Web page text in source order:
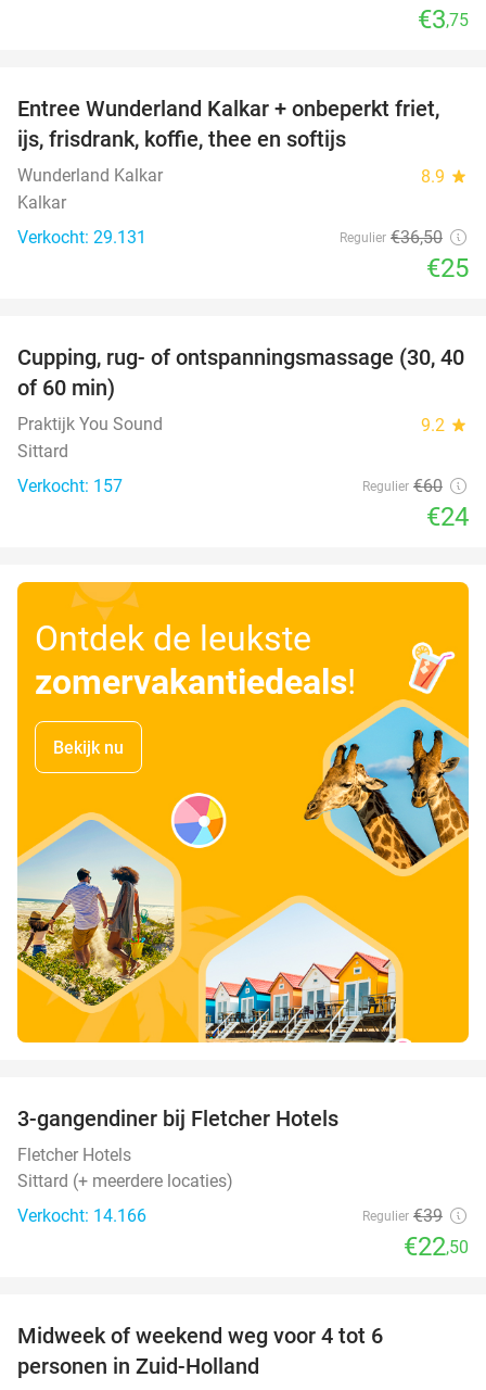
€3,75
32%
Entree Wunderland Kalkar + onbeperkt friet,
ijs, frisdrank, koffie, thee en softijs
Wunderland Kalkar 8.9 star
Kalkar
Verkocht: 29.131
Regulier €36,50
€25
60%
Cupping, rug- of ontspanningsmassage (30, 40
of 60 min)
Praktijk You Sound 9.2 star
Sittard
Verkocht: 157
Regulier €60
€24
Ontdek de leukste
zomervakantiedeals!
Bekijk nu
3-gangendiner bij Fletcher Hotels
Fletcher Hotels
Sittard (+ meerdere locaties)
Verkocht: 14.166
Regulier €39
€22,50
Midweek of weekend weg voor 4 tot 6
personen in Zuid-Holland